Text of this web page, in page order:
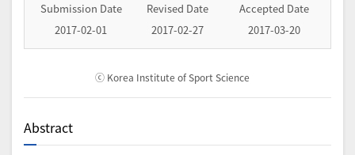
Submission Date
2017-02-01
Revised Date
2017-02-27
Accepted Date
2017-03-20
ⓒ Korea Institute of Sport Science
Abstract